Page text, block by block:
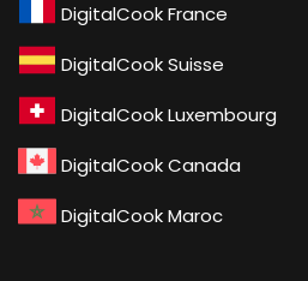
DigitalCook France
DigitalCook Suisse
DigitalCook Luxembourg
DigitalCook Canada
DigitalCook Maroc